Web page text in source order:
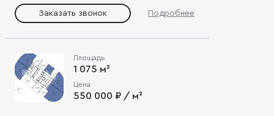
Заказать звонок Подробнее
Площадь
1 075 м²
Цена
550 000 ₽ / м²